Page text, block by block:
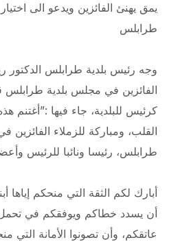
يمق يهنئ الفائزين ويدعو الى
طرابلس
وجه رئيس بلدية طرابلس الدكتور
الفائزين في مجلس بلدية طرابلس
كرئيس للبلدية، جاء فيها :”أغتنم
القلب، ومباركة للزملاء الفائزين
طرابلس، رئيسا ونائبا للرئيس
أبارك لكم الثقة التي منحكم إياها
أن يسدد خطاكم ويوفقكم في تحمل
عاتقكم، وأن تصونوا الأمانة التي